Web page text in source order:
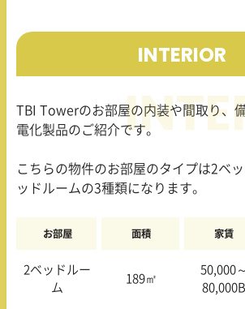
INTERIOR
TBI Towerのお部屋の内装や間取り、
電化製品のご紹介です。
こちらの物件のお部屋のタイプは2ベ
ッドルームの3種類になります。
お部屋 面積 家賃
2ベッドルー
ム
189㎡
50,000～
80,000B